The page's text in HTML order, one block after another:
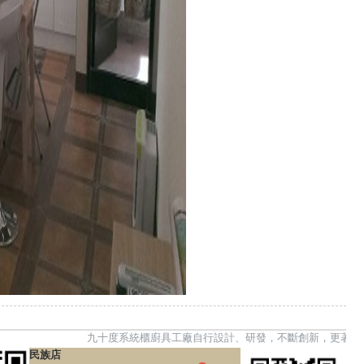
九十度系統櫃廚具工廠自行設計、研發，不斷創新，更著重產品
民族店